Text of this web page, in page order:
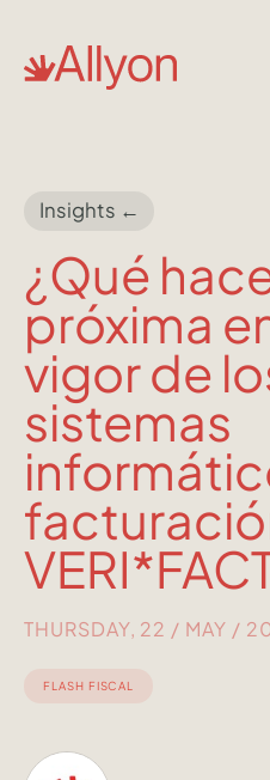
Insights ←
¿Qué
próxima
vigor de
sistemas
THURSDAY, 22 / MAY /
FLASH FISCAL